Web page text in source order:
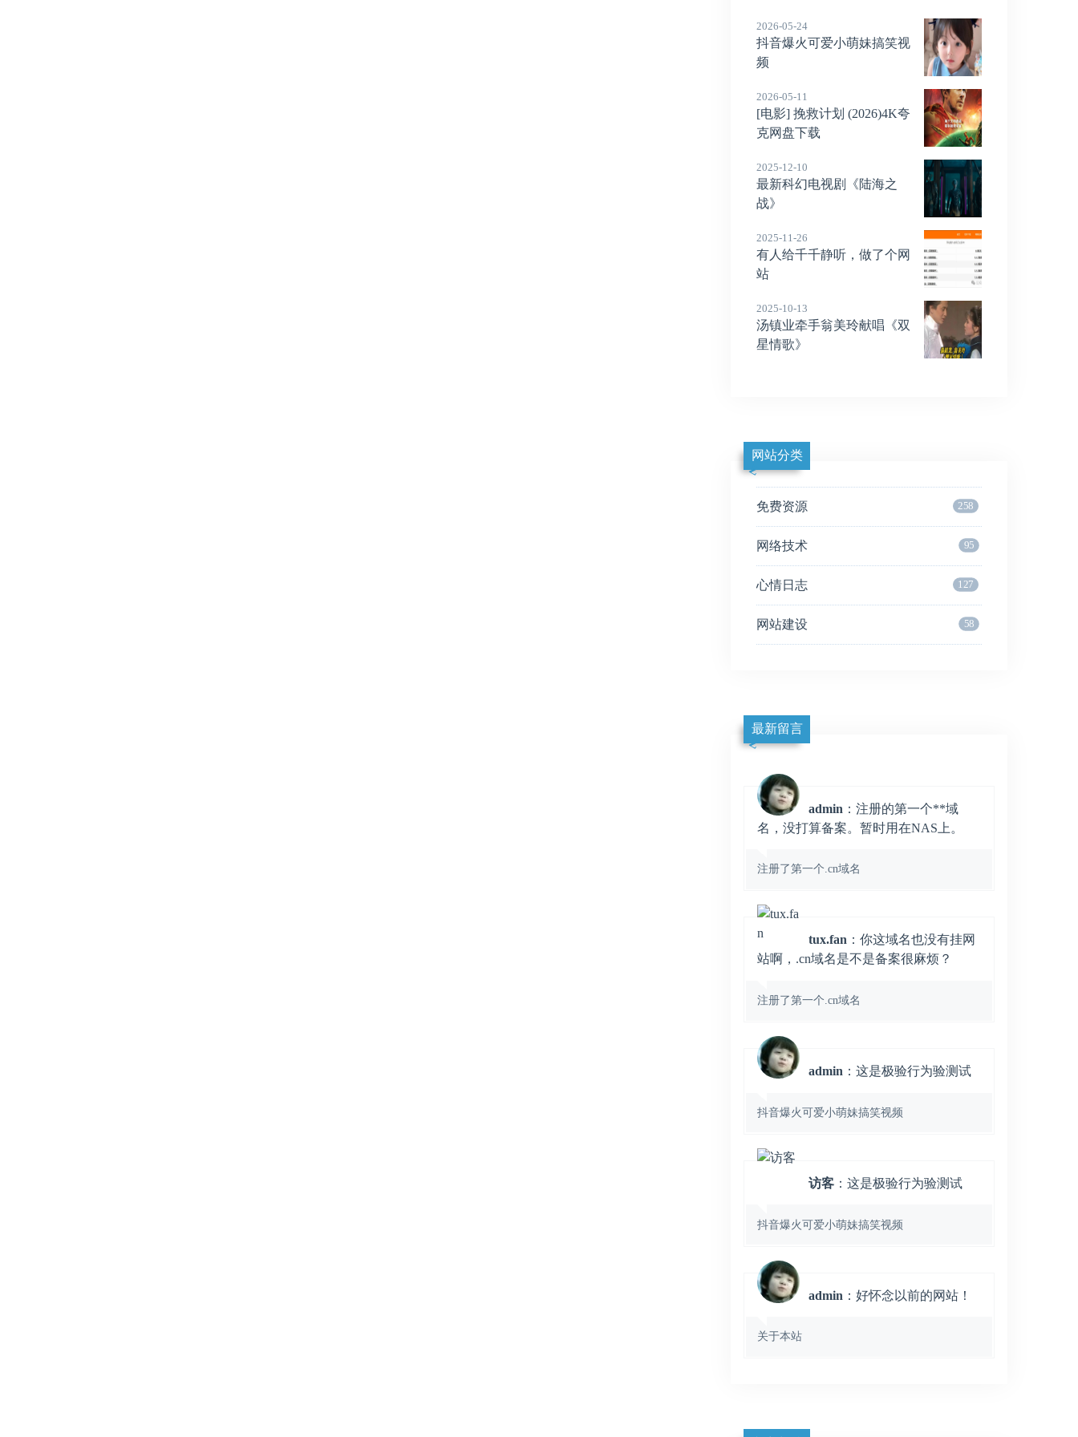
2026-05-24
抖音爆火可爱小萌妹搞笑视
频
2026-05-11
[电影] 挽救计划 (2026)4K夸
克网盘下载
2025-12-10
最新科幻电视剧《陆海之
战》
2025-11-26
有人给千千静听，做了个网
站
2025-10-13
汤镇业牵手翁美玲献唱《双
星情歌》
网站分类
免费资源 258
网络技术 95
心情日志 127
网站建设 58
最新留言
admin ：注册的第一个**域
名，没打算备案。暂时用在NAS上。
注册了第一个.cn域名
tux.fan ：你这域名也没有挂网
站啊，.cn域名是不是备案很麻烦？
注册了第一个.cn域名
admin ：这是极验行为验测试
抖音爆火可爱小萌妹搞笑视频
访客 ：这是极验行为验测试
抖音爆火可爱小萌妹搞笑视频
admin ：好怀念以前的网站！
关于本站